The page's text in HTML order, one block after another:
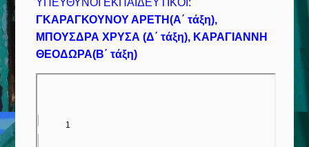
ΥΠΕΥΘΥΝΟΙ ΕΚΠΑΙΔΕΥΤΙΚΟΙ:
ΓΚΑΡΑΓΚΟΥΝΟΥ ΑΡΕΤΗ(Α΄ τάξη),
ΜΠΟΥΣΔΡΑ ΧΡΥΣΑ (Δ΄ τάξη), ΚΑΡΑΓΙΑΝΝΗ
ΘΕΟΔΩΡΑ(Β΄ τάξη)